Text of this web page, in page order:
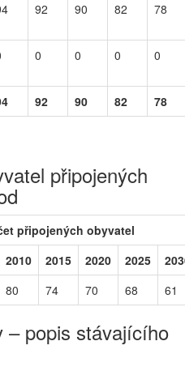
92 90 82 78
0 0 0 0
92 90 82 78
připojených
připojených obyvatel
2010 2015 2020 2025
80 74 70 68 61
– popis stávajícího